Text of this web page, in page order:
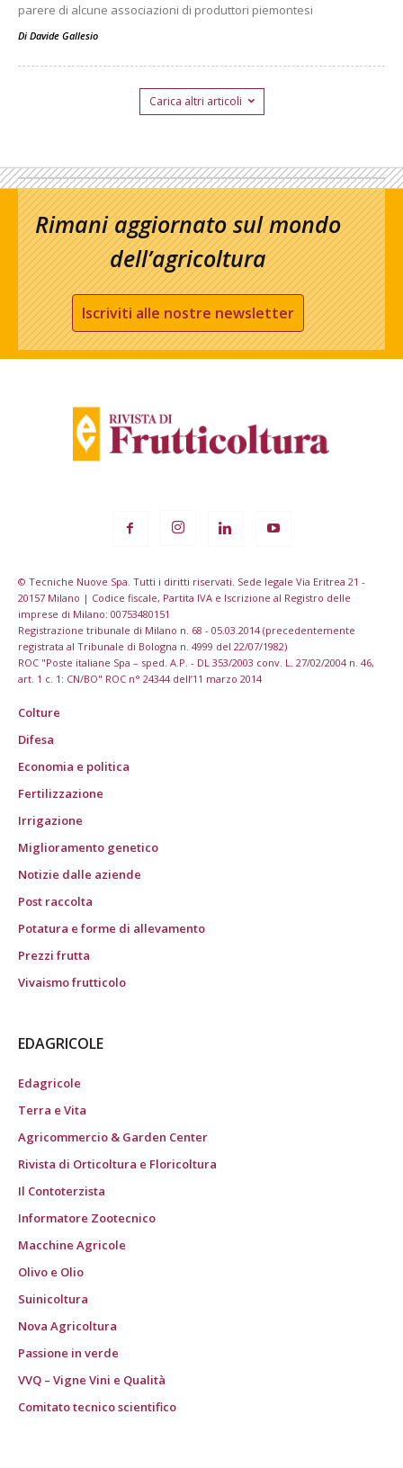
parere di alcune associazioni di produttori piemontesi
Di Davide Gallesio
Carica altri articoli
Rimani aggiornato sul mondo
dell’agricoltura
Iscriviti alle nostre newsletter
© Tecniche Nuove Spa. Tutti i diritti riservati. Sede legale Via Eritrea 21 -
20157 Milano | Codice fiscale, Partita IVA e Iscrizione al Registro delle
imprese di Milano: 00753480151
Registrazione tribunale di Milano n. 68 - 05.03.2014 (precedentemente
registrata al Tribunale di Bologna n. 4999 del 22/07/1982)
ROC "Poste italiane Spa – sped. A.P. - DL 353/2003 conv. L. 27/02/2004 n. 46,
art. 1 c. 1: CN/BO" ROC n° 24344 dell’11 marzo 2014
Colture
Difesa
Economia e politica
Fertilizzazione
Irrigazione
Miglioramento genetico
Notizie dalle aziende
Post raccolta
Potatura e forme di allevamento
Prezzi frutta
Vivaismo frutticolo
EDAGRICOLE
Edagricole
Terra e Vita
Agricommercio & Garden Center
Rivista di Orticoltura e Floricoltura
Il Contoterzista
Informatore Zootecnico
Macchine Agricole
Olivo e Olio
Suinicoltura
Nova Agricoltura
Passione in verde
VVQ – Vigne Vini e Qualità
Comitato tecnico scientifico